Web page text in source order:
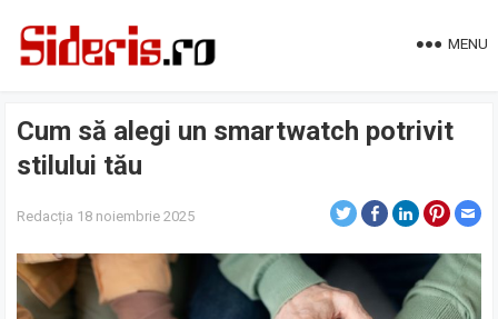
MENU
Cum să alegi un smartwatch potrivit
stilului tău
Redacția 18 noiembrie 2025